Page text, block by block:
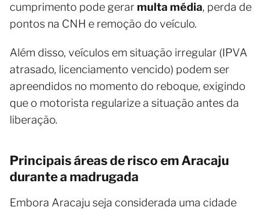
cumprimento pode gerar multa média, perda de
pontos na CNH e remoção do veículo.
Além disso, veículos em situação irregular (IPVA
atrasado, licenciamento vencido) podem ser
apreendidos no momento do reboque, exigindo
que o motorista regularize a situação antes da
liberação.
Principais áreas de risco em Aracaju
durante a madrugada
Embora Aracaju seja considerada uma cidade